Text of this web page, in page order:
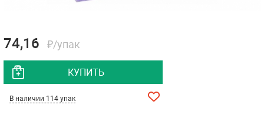
74,16 ₽/упак
КУПИТЬ
В наличии 114 упак